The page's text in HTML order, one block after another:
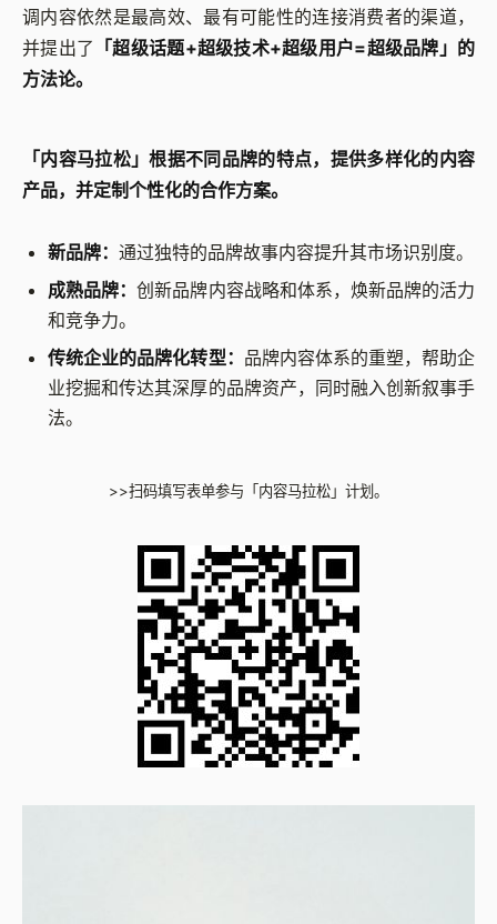
调内容依然是最高效、最有可能性的连接消费者的渠道，
并提出了 「超级话题+超级技术+超级用户=超级品牌」的
方法论。
「内容马拉松」根据不同品牌的特点，提供多样化的内容
产品，并定制个性化的合作方案。‍‍
新品牌：通过独特的品牌故事内容提升其市场识别度。
成熟品牌：创新品牌内容战略和体系，焕新品牌的活力
和竞争力。
传统企业的品牌化转型： 品牌内容体系的重塑，帮助企
业挖掘和传达其深厚的品牌资产，同时融入创新叙事手
法。
>>扫码填写表单参与「内容马拉松」计划。